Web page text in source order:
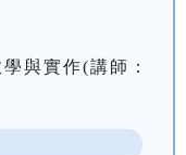
與實作(講師：